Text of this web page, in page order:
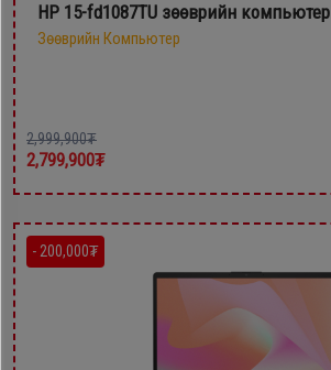
HP 15-fd1087TU зөөврийн компьютер
Зөөврийн Компьютер
2,999,900₮
2,799,900₮
- 200,000₮